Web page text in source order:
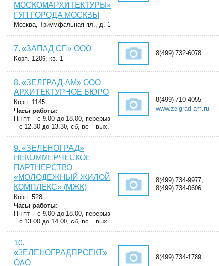
МОСКОМАРХИТЕКТУРЫ»
ГУП ГОРОДА МОСКВЫ
Москва, Триумфальная пл., д. 1
7. «ЗАПАД СП» ООО
Корп. 1206, кв. 1
8(499) 732-6078
8. «ЗЕЛГРАД-АМ» ООО
АРХИТЕКТУРНОЕ БЮРО
Корп. 1145
Часы работы:
Пн-пт – с 9.00 до 18.00, перерыв
– с 12.30 до 13.30, сб, вс – вых.
8(499) 710-4055
www.zelgrad-am.ru
9. «ЗЕЛЕНОГРАД»
НЕКОММЕРЧЕСКОЕ
ПАРТНЕРСТВО
«МОЛОДЕЖНЫЙ ЖИЛОЙ
КОМПЛЕКС» (МЖК)
Корп. 528
Часы работы:
Пн-пт – с 9.00 до 18.00, перерыв
– с 13.00 до 14.00, сб, вс – вых.
8(499) 734-9977,
8(499) 734-0606
10.
«ЗЕЛЕНОГРАДПРОЕКТ»
ОАО
8(499) 734-1789